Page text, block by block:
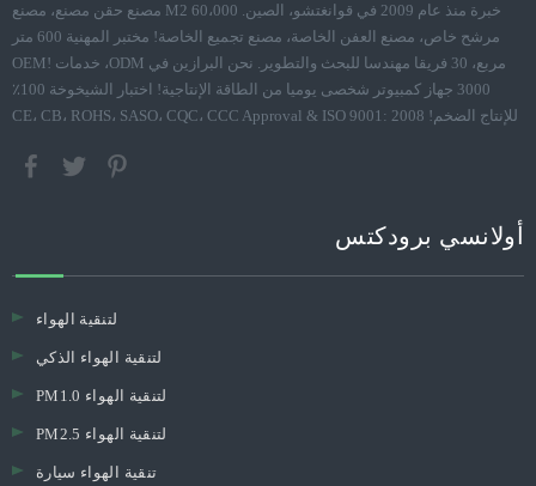
خبرة منذ عام 2009 في قوانغتشو، الصين. 60،000 M2 مصنع حقن مصنع، مصنع
مرشح خاص، مصنع العفن الخاصة، مصنع تجميع الخاصة! مختبر المهنية 600 متر
مربع، 30 فريقا مهندسا للبحث والتطوير. نحن البرازين في ODM، خدمات OEM!
3000 جهاز كمبيوتر شخصى يوميا من الطاقة الإنتاجية! اختبار الشيخوخة 100٪
للإنتاج الضخم! CE، CB، ROHS، SASO، CQC، CCC Approval & ISO 9001: 2008
أولانسي برودكتس
لتنقية الهواء
لتنقية الهواء الذكي
PM1.0 لتنقية الهواء
PM2.5 لتنقية الهواء
تنقية الهواء سيارة